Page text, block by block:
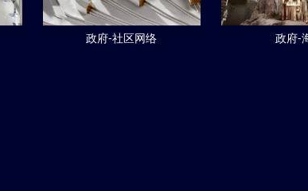
政府-社区网络 政府-